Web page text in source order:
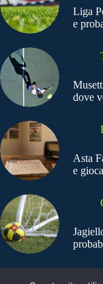
Liga
e
dove
Asta
e